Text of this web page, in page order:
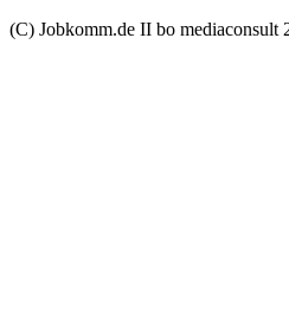
(C) Jobkomm.de II bo mediaconsult